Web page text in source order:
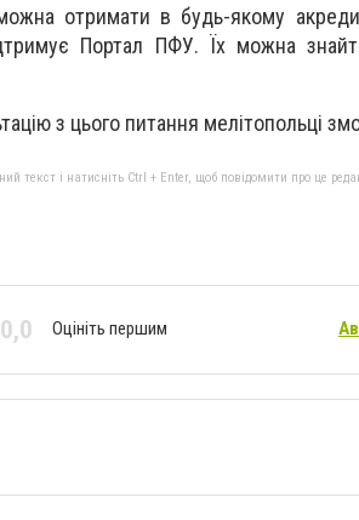
отримати в будь-якому
Портал ПФУ. Їх можна
з цього питання мелітопольці
текст і натисніть Ctrl + Enter, щоб повідомити про це
0,0 Оцініть першим